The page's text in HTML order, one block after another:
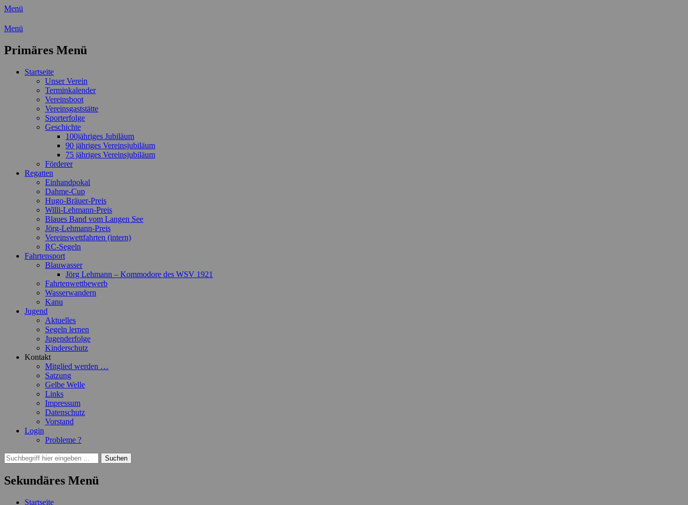
Menü
Wassersport-Verein 1921 e.V.
Menü
Primäres Menü
Zum
Startseite
Unser Verein
Terminkalender
Vereinsboot
Vereinsgaststätte
Sporterfolge
Geschichte
100jähriges Jubiläum
90 jähriges Vereinsjubiläum
75 jähriges Vereinsjubiläum
Förderer
Regatten
Einhandpokal
Dahme-Cup
Hugo-Bräuer-Preis
Willi-Lehmann-Preis
Blaues Band vom Langen See
Jörg-Lehmann-Preis
Vereinswettfahrten (intern)
RC-Segeln
Fahrtensport
Blauwasser
Jörg Lehmann – Kommodore des WSV 1921
Fahrtenwettbewerb
Wasserwandern
Kanu
Jugend
Aktuelles
Segeln lernen
Jugenderfolge
Kinderschutz
Kontakt
Mitglied werden …
Satzung
Gelbe Welle
Links
Impressum
Datenschutz
Vorstand
Login
Probleme ?
Suchen
Suchen
nach:
Sekundäres Menü
Zum
Startseite